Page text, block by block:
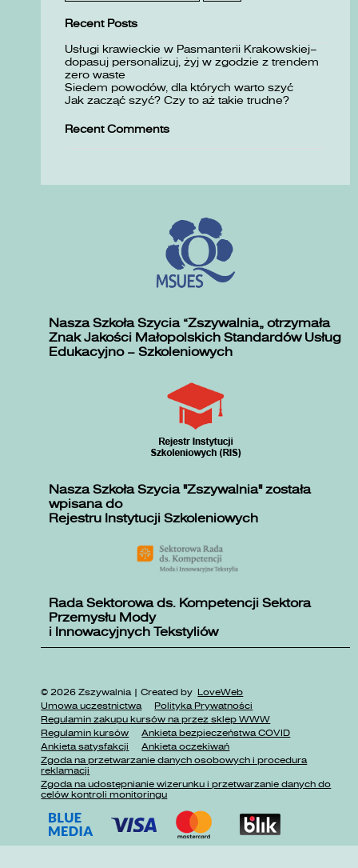
Recent Posts
Usługi krawieckie w Pasmanterii Krakowskiej–
dopasuj personalizuj, żyj w zgodzie z trendem
zero waste
Siedem powodów, dla których warto szyć
Jak zacząć szyć? Czy to aż takie trudne?
Recent Comments
Nasza Szkoła Szycia „Zszywalnia” otrzymała
Znak Jakości Małopolskich Standardów Usług
Edukacyjno – Szkoleniowych
Nasza Szkoła Szycia "Zszywalnia" została
wpisana do
Rejestru Instytucji Szkoleniowych
Rada Sektorowa ds. Kompetencji Sektora
Przemysłu Mody
i Innowacyjnych Tekstyliów
© 2026 Zszywalnia | Created by LoveWeb
Umowa uczestnictwa
Polityka Prywatności
Regulamin zakupu kursów na przez sklep WWW
Regulamin kursów
Ankieta bezpieczeństwa COVID
Ankieta satysfakcji
Ankieta oczekiwań
Zgoda na przetwarzanie danych osobowych i procedura
reklamacji
Zgoda na udostępnianie wizerunku i przetwarzanie danych do
celów kontroli monitoringu